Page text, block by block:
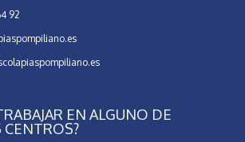
92
EN ALGUNO DE